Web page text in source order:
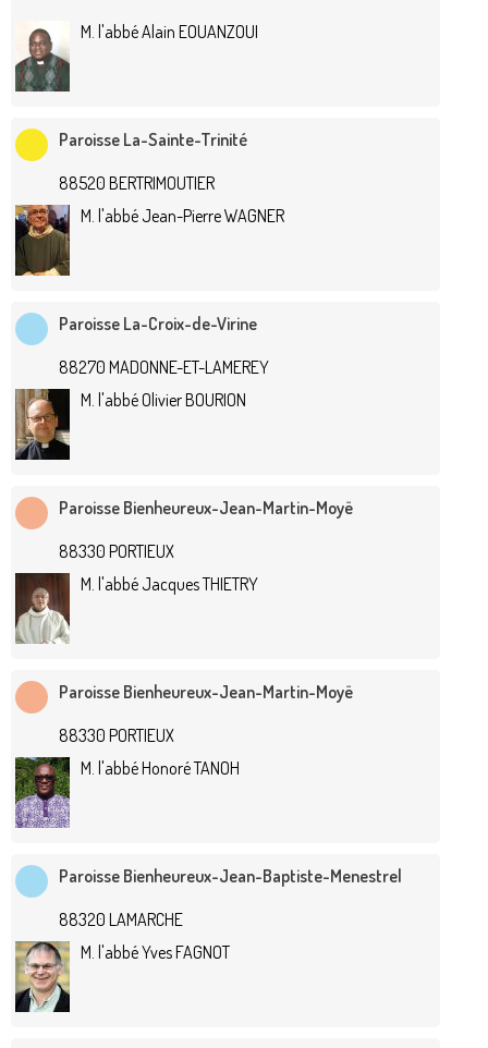
M. l'abbé Alain EOUANZOUI
Paroisse La-Sainte-Trinité
88520 BERTRIMOUTIER
M. l'abbé Jean-Pierre WAGNER
Paroisse La-Croix-de-Virine
88270 MADONNE-ET-LAMEREY
M. l'abbé Olivier BOURION
Paroisse Bienheureux-Jean-Martin-Moyë
88330 PORTIEUX
M. l'abbé Jacques THIETRY
Paroisse Bienheureux-Jean-Martin-Moyë
88330 PORTIEUX
M. l'abbé Honoré TANOH
Paroisse Bienheureux-Jean-Baptiste-Menestrel
88320 LAMARCHE
M. l'abbé Yves FAGNOT